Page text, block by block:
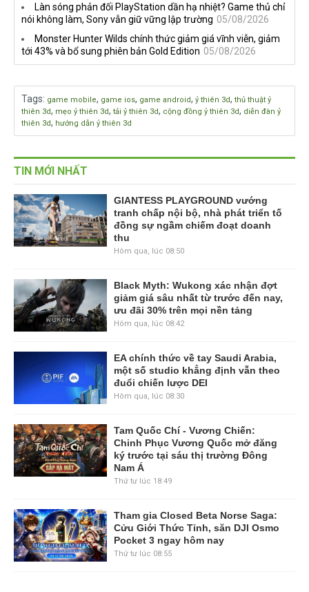
Làn sóng phản đối PlayStation dần hạ nhiệt? Game thủ chỉ
nói không làm, Sony vẫn giữ vững lập trường 05/08/2026
Monster Hunter Wilds chính thức giảm giá vĩnh viễn, giảm
tới 43% và bổ sung phiên bản Gold Edition 05/08/2026
Tags: game mobile, game ios, game android, ỷ thiên 3d, thủ thuật ỷ
thiên 3d, mẹo ỷ thiên 3d, tải ỷ thiên 3d, cộng đồng ỷ thiên 3d, diễn đàn ỷ
thiên 3d, hướng dẫn ỷ thiên 3d
TIN MỚI NHẤT
GIANTESS PLAYGROUND vướng
tranh chấp nội bộ, nhà phát triển tố
đồng sự ngầm chiếm đoạt doanh
thu
Hôm qua, lúc 08:50
Black Myth: Wukong xác nhận đợt
giảm giá sâu nhất từ trước đến nay,
ưu đãi 30% trên mọi nền tảng
Hôm qua, lúc 08:42
EA chính thức về tay Saudi Arabia,
một số studio khẳng định vẫn theo
đuổi chiến lược DEI
Hôm qua, lúc 08:30
Tam Quốc Chí - Vương Chiến:
Chinh Phục Vương Quốc mở đăng
ký trước tại sáu thị trường Đông
Nam Á
Thứ tư lúc 18:49
Tham gia Closed Beta Norse Saga:
Cửu Giới Thức Tỉnh, săn DJI Osmo
Pocket 3 ngay hôm nay
Thứ tư lúc 08:55